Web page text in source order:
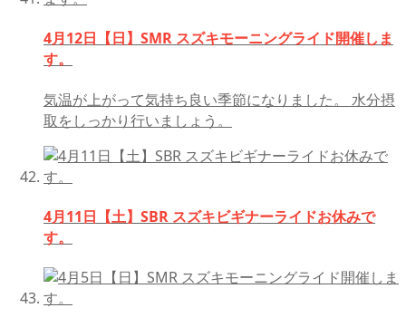
4月12日【日】SMR スズキモーニングライド開催しま
す。
気温が上がって気持ち良い季節になりました。 水分摂
取をしっかり行いましょう。
4月11日【土】SBR スズキビギナーライドお休みで
す。